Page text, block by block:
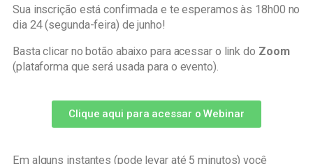
Sua inscrição está confirmada e te esperamos às 18h00 no
dia 24 (segunda-feira) de junho!
Basta clicar no botão abaixo para acessar o link do Zoom
(plataforma que será usada para o evento).
Clique aqui para acessar o Webinar
Em alguns instantes (pode levar até 5 minutos) você